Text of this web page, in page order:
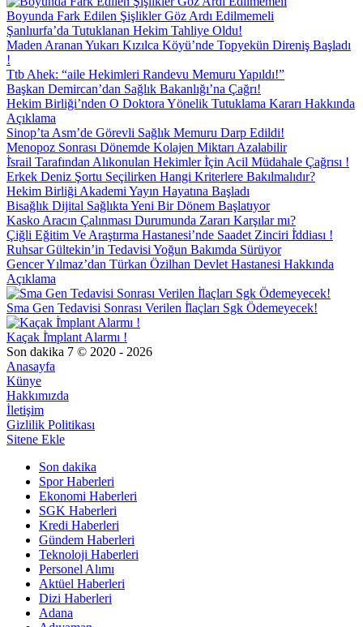
Boyunda Fark Edilen Şişlikler Göz Ardı Edilmemeli
Şanlıurfa’da Tutuklanan Hekim Tahliye Oldu!
Maden Aranan Yukarı Kızılca Köyü’nde Topyekün Direniş Başladı
!
Ttb Ahek: “aile Hekimleri Randevu Memuru Yapıldı!”
Başkan Demircan’dan Sağlık Bakanlığı’na Çağrı!
Hekim Birliği’nden O Doktora Yönelik Tutuklama Kararı Hakkında
Açıklama
Sinop’ta Asm’de Görevli Sağlık Memuru Darp Edildi!
Menopoz Sonrası Dönemde Kolajen Miktarı Azalabilir
İ̇srail Tarafından Alıkonulan Hekimler İ̇çin Acil Müdahale Çağrısı !
Erkek Deniz Şortu Seçilirken Hangi Kriterlere Bakılmalıdır?
Hekim Birliği Akademi Yayın Hayatına Başladı
Bisağlık Dijital Sağlıkta Yeni Bir Dönem Başlatıyor
Kasko Aracın Çalınması Durumunda Zararı Karşılar mı?
Çiğli Eğitim Ve Araştırma Hastanesi’nde Saadet Zinciri İ̇ddiası !
Ruhsar Gültekin’in Tedavisi Yoğun Bakımda Sürüyor
Gencer Yılmaz’dan Türkan Özilhan Devlet Hastanesi Hakkında
Açıklama
Sma Gen Tedavisi Sonrası Verilen İ̇laçları Sgk Ödemeyecek!
Kaçak İ̇mplant Alarmı !
Son dakika 7 © 2020 - 2026
Anasayfa
Künye
Hakkımızda
İletişim
Gizlilik Politikası
Sitene Ekle
Son dakika
Spor Haberleri
Ekonomi Haberleri
SGK Haberleri
Kredi Haberleri
Gündem Haberleri
Teknoloji Haberleri
Personel Alımı
Aktüel Haberleri
Dizi Haberleri
Adana